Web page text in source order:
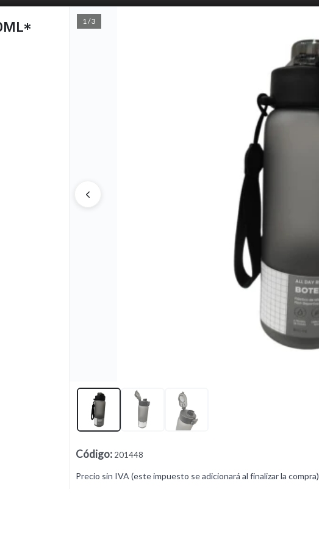
1 / 3
Código: 201448
Precio sin IVA (este impuesto se adicionará al finalizar la compra)
PUNTOS DE VENTA